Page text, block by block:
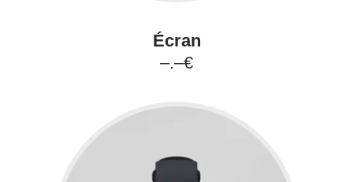
Écran
–.–€